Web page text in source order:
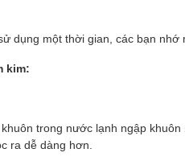
dụng một thời gian, các bạn nhớ
kim:
trong nước lạnh ngập
ra dễ dàng hơn.